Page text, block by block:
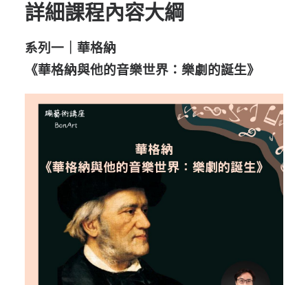
詳細課程內容大綱
系列一｜華格納
《華格納與他的音樂世界：樂劇的誕生》